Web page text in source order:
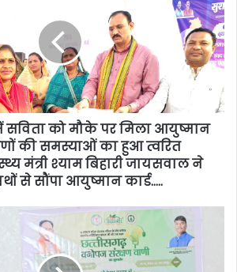
सविता को मौके पर मिला आयुष्मान
की समस्याओं का हुआ त्वरित
मंत्री श्याम बिहारी जायसवाल ने
से सौंपा आयुष्मान कार्ड…..